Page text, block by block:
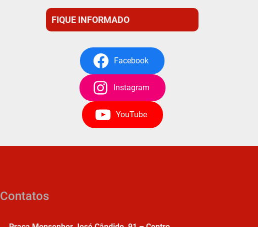
FIQUE INFORMADO
Facebook
Instagram
YouTube
Contatos